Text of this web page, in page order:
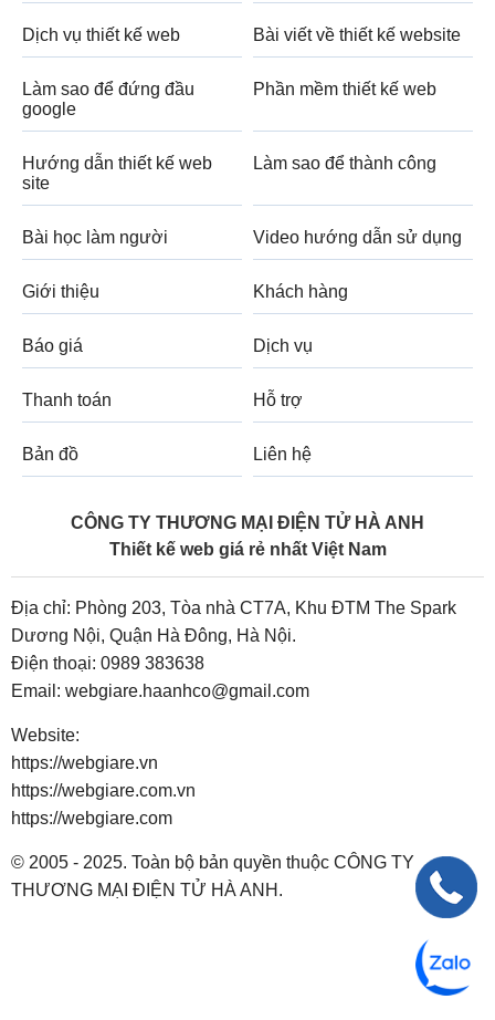
Dịch vụ thiết kế web Bài viết về thiết kế website
Làm sao để đứng đầu
google
Phần mềm thiết kế web
Hướng dẫn thiết kế web
site
Làm sao để thành công
Bài học làm người Video hướng dẫn sử dụng
Giới thiệu Khách hàng
Báo giá Dịch vụ
Thanh toán Hỗ trợ
Bản đồ Liên hệ
CÔNG TY THƯƠNG MẠI ĐIỆN TỬ HÀ ANH
Thiết kế web giá rẻ nhất Việt Nam
Địa chỉ: Phòng 203, Tòa nhà CT7A, Khu ĐTM The Spark
Dương Nội, Quận Hà Đông, Hà Nội.
Điện thoại: 0989 383638
Email: webgiare.haanhco@gmail.com
Website:
https://webgiare.vn
https://webgiare.com.vn
https://webgiare.com
© 2005 - 2025. Toàn bộ bản quyền thuộc CÔNG TY
THƯƠNG MẠI ĐIỆN TỬ HÀ ANH.